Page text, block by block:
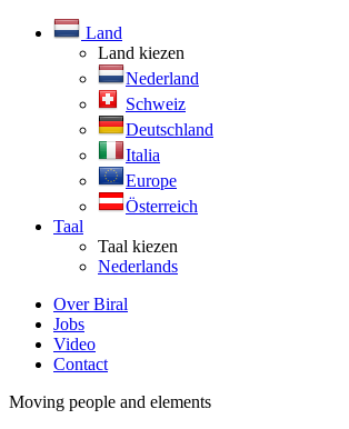
Land
Land kiezen
Nederland
Schweiz
Deutschland
Italia
Europe
Österreich
Taal
Taal kiezen
Nederlands
Over Biral
Jobs
Video
Contact
Moving people and elements